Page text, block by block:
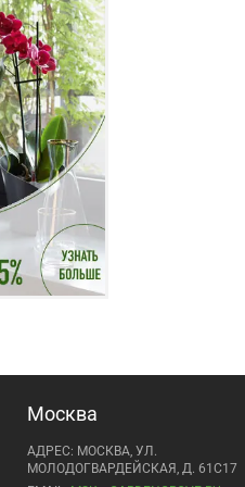
Москва
АДРЕС: МОСКВА, УЛ.
МОЛОДОГВАРДЕЙСКАЯ, Д. 61С17